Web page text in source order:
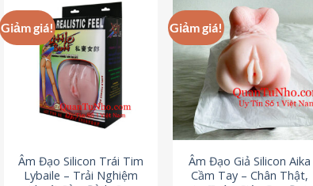
Giảm giá!
Âm Đạo Silicon Trái Tim
Lybaile – Trải Nghiệm
Giảm giá!
Âm Đạo Giả Silicon Aika
Cầm Tay – Chân Thật,